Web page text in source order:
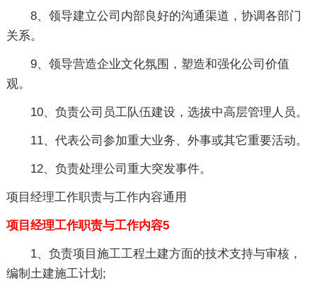
8、领导建立公司内部良好的沟通渠道，协调各部门
关系。
9、领导营造企业文化氛围，塑造和强化公司价值
观。
10、负责公司员工队伍建设，选拔中高层管理人员。
11、代表公司参加重大业务、外事或其它重要活动。
12、负责处理公司重大突发事件。
项目经理工作职责与工作内容通用
项目经理工作职责与工作内容5
1、负责项目施工工程土建方面的技术支持与审核，
编制土建施工计划;